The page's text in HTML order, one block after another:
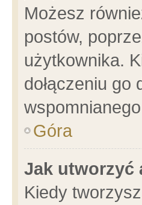
Możesz
postów,
użytkownika.
dołączeniu
Góra
Jak utworzyć
Kiedy